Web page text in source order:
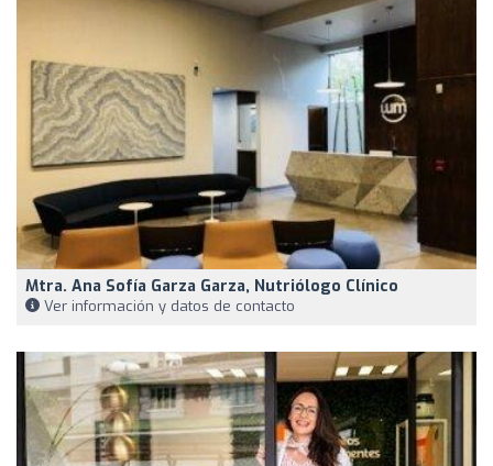
Mtra. Ana Sofía Garza Garza, Nutriólogo Clínico
Ver información y datos de contacto